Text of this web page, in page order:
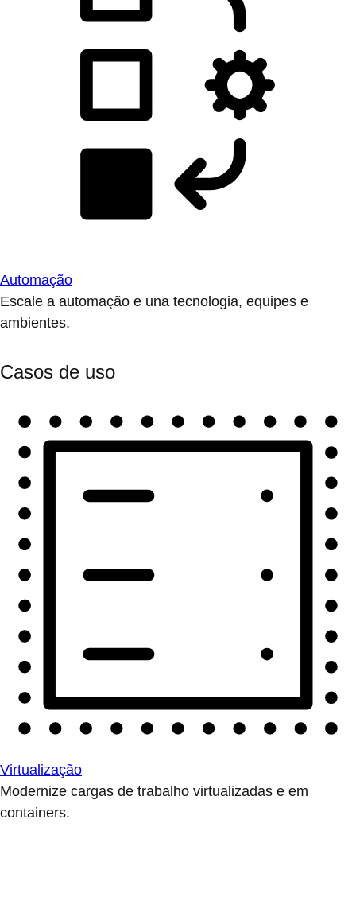
Automação
Escale a automação e una tecnologia, equipes e
ambientes.
Casos de uso
Virtualização
Modernize cargas de trabalho virtualizadas e em
containers.